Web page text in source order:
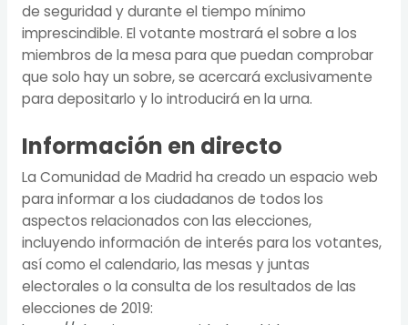
de seguridad y durante el tiempo mínimo
imprescindible. El votante mostrará el sobre a los
miembros de la mesa para que puedan comprobar
que solo hay un sobre, se acercará exclusivamente
para depositarlo y lo introducirá en la urna.
Información en directo
La Comunidad de Madrid ha creado un espacio web
para informar a los ciudadanos de todos los
aspectos relacionados con las elecciones,
incluyendo información de interés para los votantes,
así como el calendario, las mesas y juntas
electorales o la consulta de los resultados de las
elecciones de 2019: